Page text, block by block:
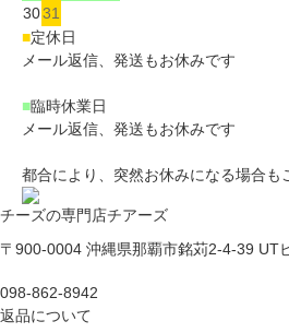
3031
■定休日
メール返信、発送もお休みです
■臨時休業日
メール返信、発送もお休みです
都合により、突然お休みになる場合
チーズの専門店チアーズ
〒900-0004 沖縄県那覇市銘苅2-4-39 UT
098-862-8942
返品について